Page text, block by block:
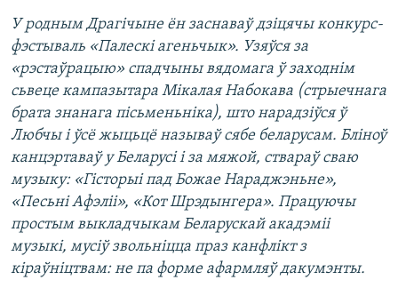
У родным Драгічыне ён заснаваў дзіцячы конкурс-
фэстываль «Палескі агеньчык». Узяўся за
«рэстаўрацыю» спадчыны вядомага ў заходнім
сьвеце кампазытара Мікалая Набокава (стрыечнага
брата знанага пісьменьніка), што нарадзіўся ў
Любчы і ўсё жыцьцё называў сябе беларусам. Бліноў
канцэртаваў у Беларусі і за мяжой, ствараў сваю
музыку: «Гісторыі пад Божае Нараджэньне»,
«Песьні Афэліі», «Кот Шрэдынгера». Працуючы
простым выкладчыкам Беларускай акадэміі
музыкі, мусіў звольніцца праз канфлікт з
кіраўніцтвам: не па форме афармляў дакумэнты.